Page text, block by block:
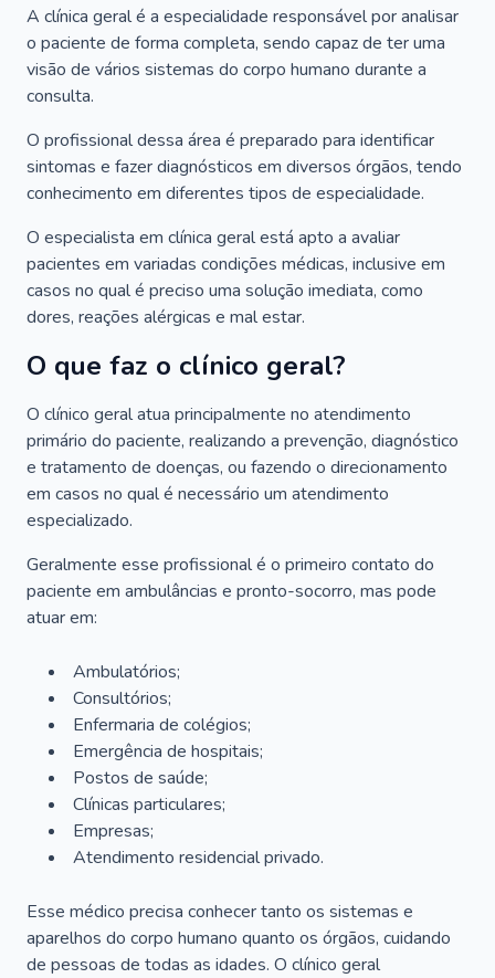
A clínica geral é a especialidade responsável por analisar
o paciente de forma completa, sendo capaz de ter uma
visão de vários sistemas do corpo humano durante a
consulta.
O profissional dessa área é preparado para identificar
sintomas e fazer diagnósticos em diversos órgãos, tendo
conhecimento em diferentes tipos de especialidade.
O especialista em clínica geral está apto a avaliar
pacientes em variadas condições médicas, inclusive em
casos no qual é preciso uma solução imediata, como
dores, reações alérgicas e mal estar.
O que faz o clínico geral?
O clínico geral atua principalmente no atendimento
primário do paciente, realizando a prevenção, diagnóstico
e tratamento de doenças, ou fazendo o direcionamento
em casos no qual é necessário um atendimento
especializado.
Geralmente esse profissional é o primeiro contato do
paciente em ambulâncias e pronto-socorro, mas pode
atuar em:
Ambulatórios;
Consultórios;
Enfermaria de colégios;
Emergência de hospitais;
Postos de saúde;
Clínicas particulares;
Empresas;
Atendimento residencial privado.
Esse médico precisa conhecer tanto os sistemas e
aparelhos do corpo humano quanto os órgãos, cuidando
de pessoas de todas as idades. O clínico geral